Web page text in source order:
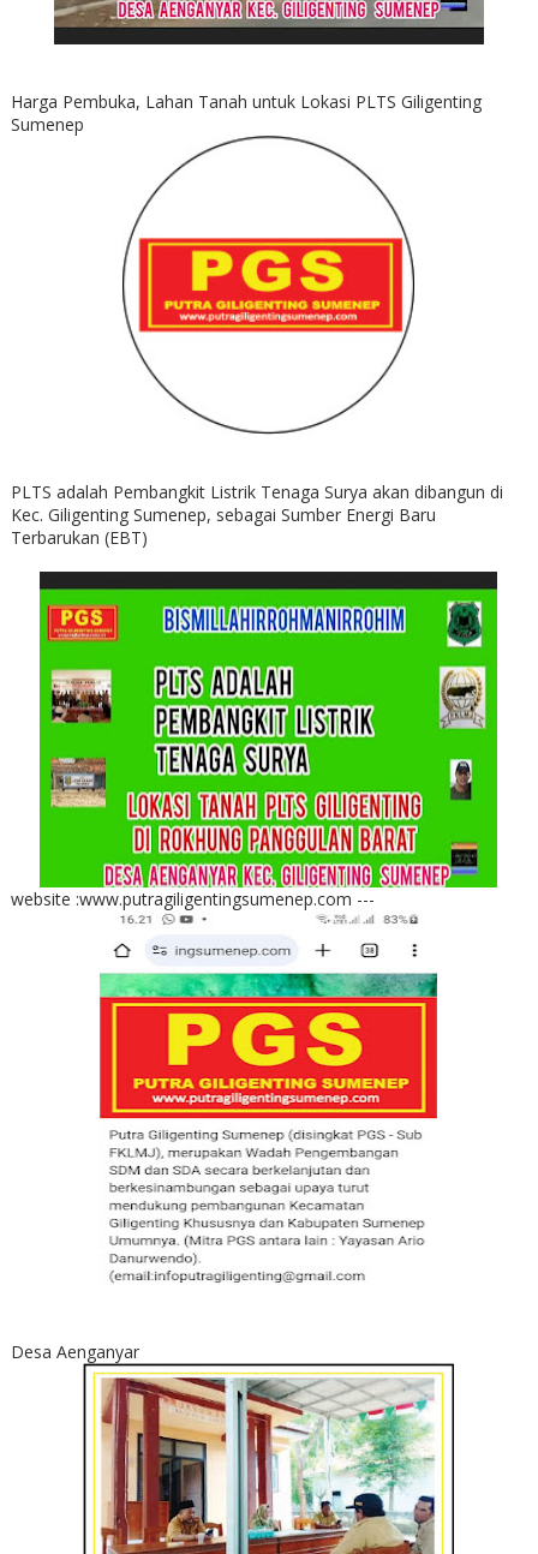
Harga Pembuka, Lahan Tanah untuk Lokasi PLTS Giligenting
Sumenep
PLTS adalah Pembangkit Listrik Tenaga Surya akan dibangun di
Kec. Giligenting Sumenep, sebagai Sumber Energi Baru
Terbarukan (EBT)
website :www.putragiligentingsumenep.com ---
Desa Aenganyar